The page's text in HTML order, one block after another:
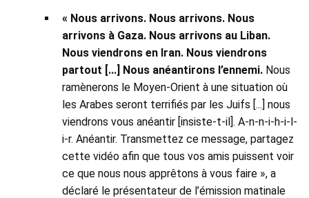
« Nous arrivons. Nous arrivons. Nous
arrivons à Gaza. Nous arrivons au Liban.
Nous viendrons en Iran. Nous viendrons
partout [...] Nous anéantirons l’ennemi. Nous
ramènerons le Moyen-Orient à une situation où
les Arabes seront terrifiés par les Juifs [...] nous
viendrons vous anéantir [insiste-t-il]. A-n-n-i-h-i-l-
i-r. Anéantir. Transmettez ce message, partagez
cette vidéo afin que tous vos amis puissent voir
ce que nous nous apprêtons à vous faire », a
déclaré le présentateur de l’émission matinale